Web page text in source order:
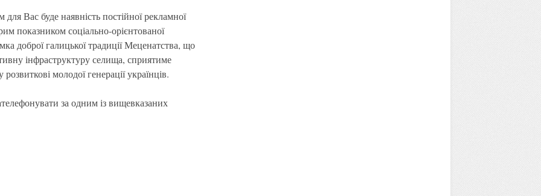
Вас буде наявність постійної рекламної
показником соціально-орієнтованої
доброї галицької традиції Меценатства, що
інфраструктуру селища, сприятиме
молодої генерації українців.
за одним із вищевказаних